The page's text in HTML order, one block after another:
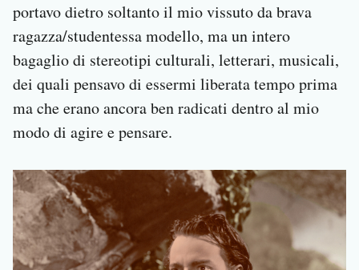
portavo dietro soltanto il mio vissuto da brava
ragazza/studentessa modello, ma un intero
bagaglio di stereotipi culturali, letterari, musicali,
dei quali pensavo di essermi liberata tempo prima
ma che erano ancora ben radicati dentro al mio
modo di agire e pensare.